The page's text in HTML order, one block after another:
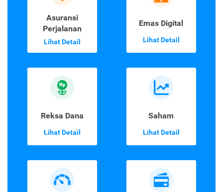
Asuransi
Perjalanan
Lihat Detail
Emas Digital
Lihat Detail
Reksa Dana
Lihat Detail
Saham
Lihat Detail